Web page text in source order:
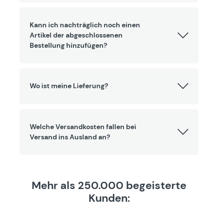
Kann ich nachträglich noch einen
Artikel der abgeschlossenen
Bestellung hinzufügen?
Wo ist meine Lieferung?
Welche Versandkosten fallen bei
Versand ins Ausland an?
Mehr als 250.000 begeisterte
Kunden: